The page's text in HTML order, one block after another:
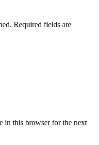
Required fields are
in this browser for the next